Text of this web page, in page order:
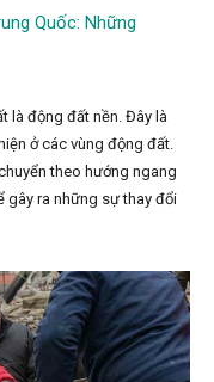
Quốc: Những
là động đất nền. Đây là
ở các vùng động đất.
theo hướng ngang
gây ra những sự thay đổi